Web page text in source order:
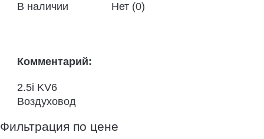
В наличии
Нет (0)
Комментарий:
2.5i KV6
Воздуховод
Фильтрация по цене